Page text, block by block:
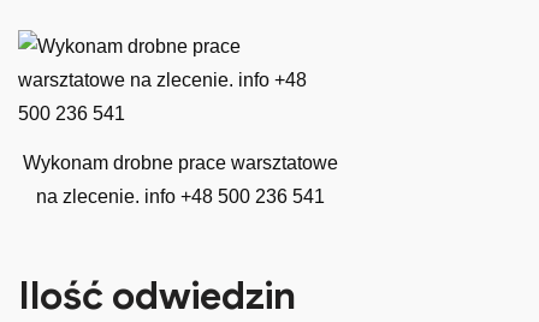
Wykonam drobne prace warsztatowe
na zlecenie. info +48 500 236 541
Ilość odwiedzin